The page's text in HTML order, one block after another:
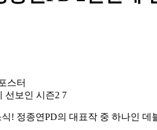
선보인 시즌2 7
! 정종연PD의 대표작 중 하나인